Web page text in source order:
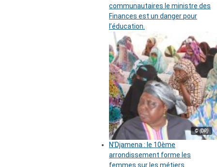
communautaires le ministre des
Finances est un danger pour
l’éducation.
© (DR)
N’Djamena : le 10ème
arrondissement forme les
femmes sur les métiers